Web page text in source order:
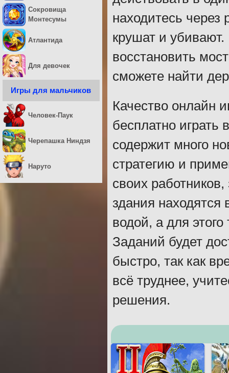
находитесь через
крушат и
восстановить
сможете найти
Качество онлайн
бесплатно играть
содержит много
стратегию и
своих
здания находятся
водой, а для
Заданий будет
быстро, так как
всё труднее,
решения.
Сокровища
Монтесумы
Атлантида
Для девочек
Игры для мальчиков
Человек-Паук
Черепашка Ниндзя
Наруто